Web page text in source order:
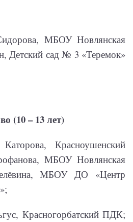
МБОУ Новлянская
Детский сад № 3 «Теремок»
(10 – 13 лет)
Красноушенский
МБОУ Новлянская
МБОУ ДО «Центр
Красногорбатский ПДК;